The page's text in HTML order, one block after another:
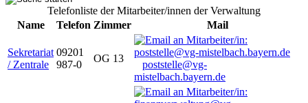
Telefonliste der Mitarbeiter/innen der Verwaltung
Name
Telefon Zimmer Mail
Sekretariat
/ Zentrale
09201
987-0
OG 13
poststelle@vg-
mistelbach.bayern.de